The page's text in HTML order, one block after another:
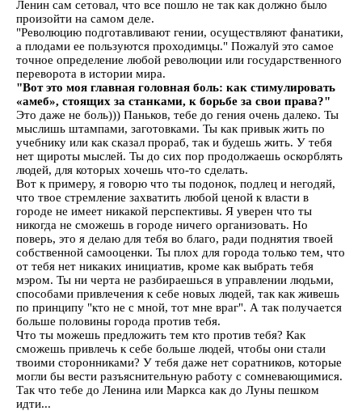
Ленин сам сетовал, что все пошло не так как должно было
произойти на самом деле.
"Революцию подготавливают гении, осуществляют фанатики,
а плодами ее пользуются проходимцы." Пожалуй это самое
точное определение любой революции или государственного
переворота в истории мира.
"Вот это моя главная головная боль: как стимулировать
«амеб», стоящих за станками, к борьбе за свои права?"
Это даже не боль))) Паньков, тебе до гения очень далеко. Ты
мыслишь штампами, заготовками. Ты как привык жить по
учебнику или как сказал прораб, так и будешь жить. У тебя
нет щироты мыслей. Ты до сих пор продолжаешь оскорблять
людей, для которых хочешь что-то сделать.
Вот к примеру, я говорю что ты подонок, подлец и негодяй,
что твое стремление захватить любой ценой к власти в
городе не имеет никакой перспективы. Я уверен что ты
никогда не сможешь в городе ничего организовать. Но
поверь, это я делаю для тебя во благо, ради поднятия твоей
собственной самооценки. Ты плох для города только тем, что
от тебя нет никаких инициатив, кроме как выбрать тебя
мэром. Ты ни черта не разбираешься в управлении людьми,
способами привлечения к себе новых людей, так как живешь
по принципу "кто не с мной, тот мне враг". А так получается
больше половины города против тебя.
Что ты можешь предложить тем кто против тебя? Как
сможешь привлечь к себе больше людей, чтобы они стали
твоими сторонниками? У тебя даже нет соратников, которые
могли бы вести разъяснительную работу с сомневающимися.
Так что тебе до Ленина или Маркса как до Луны пешком
идти...